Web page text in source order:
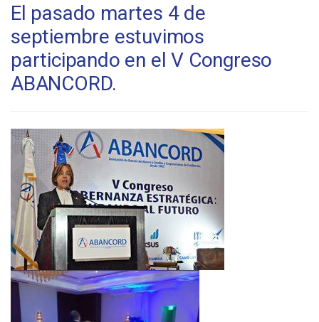
El pasado martes 4 de
septiembre estuvimos
participando en el V Congreso
ABANCORD.